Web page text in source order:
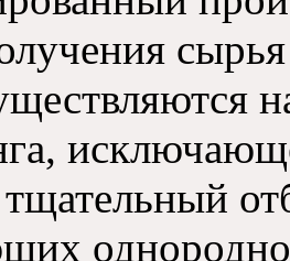
тщательный